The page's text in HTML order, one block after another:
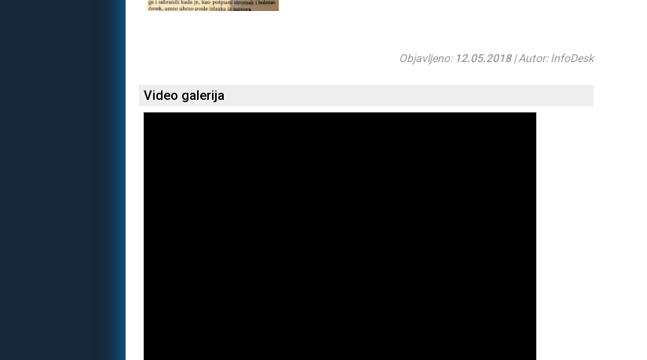
Objavljeno: 12.05.2018| Autor: InfoDesk
Video galerija